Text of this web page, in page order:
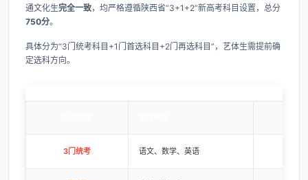
通文化生完全一致，均严格遵循陕西省“3+1+2”新高考科目设置，总分
750分。
具体分为“3门统考科目+1门首选科目+2门再选科目”，艺体生需提前确
定选科方向。
3门统考 语文、数学、英语